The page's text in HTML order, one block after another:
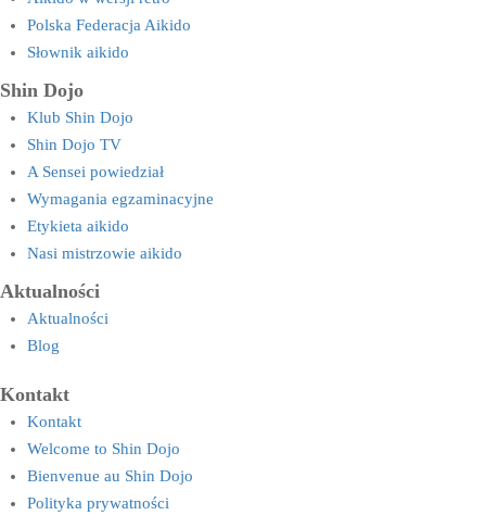
Polska Federacja Aikido
Słownik aikido
Shin Dojo
Klub Shin Dojo
Shin Dojo TV
A Sensei powiedział
Wymagania egzaminacyjne
Etykieta aikido
Nasi mistrzowie aikido
Aktualności
Aktualności
Blog
Kontakt
Kontakt
Welcome to Shin Dojo
Bienvenue au Shin Dojo
Polityka prywatności